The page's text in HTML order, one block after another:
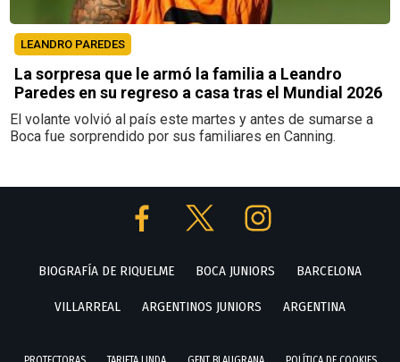
LEANDRO PAREDES
La sorpresa que le armó la familia a Leandro
Paredes en su regreso a casa tras el Mundial 2026
El volante volvió al país este martes y antes de sumarse a
Boca fue sorprendido por sus familiares en Canning.
BIOGRAFÍA DE RIQUELME BOCA JUNIORS BARCELONA
VILLARREAL ARGENTINOS JUNIORS ARGENTINA